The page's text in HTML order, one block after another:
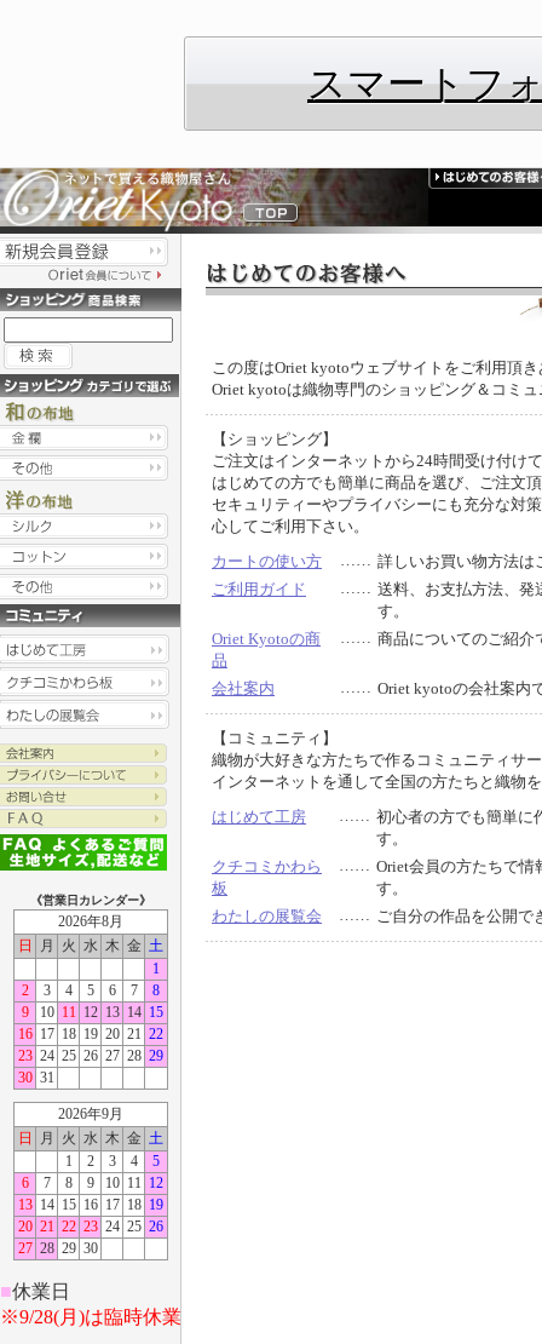
スマートフ
《営業日カレンダー》
2026年8月
日
月 火 水 木 金 土
1
2
3 4 5 6 7
8
9
10 11 12 13 14 15
16 17 18 19 20 21 22
23 24 25 26 27 28 29
30 31
2026年9月
日
月 火 水 木 金 土
1
2 3 4
5
6
7 8 9 10 11 12
13 14 15 16 17 18 19
20 21 22 23 24 25 26
27 28 29 30
■休業日
※9/28(月)は臨時休業
この度はOriet kyotoウェブサイトをご利用頂
Oriet kyotoは織物専門のショッピング＆コミ
【ショッピング】
ご注文はインターネットから24時間受け付け
はじめての方でも簡単に商品を選び、ご注文
セキュリティーやプライバシーにも充分な対
心してご利用下さい。
カートの使い方
…… 詳しいお買い物方法は
ご利用ガイド
…… 送料、お支払方法、発
す。
Oriet Kyotoの商
品
…… 商品についてのご紹介
会社案内 …… Oriet kyotoの会社案内
【コミュニティ】
織物が大好きな方たちで作るコミュニティサ
インターネットを通して全国の方たちと織物
はじめて工房
…… 初心者の方でも簡単に
す。
クチコミかわら
板
…… Oriet会員の方たちで情
す。
わたしの展覧会
…… ご自分の作品を公開で